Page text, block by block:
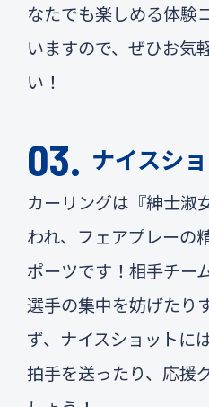
なたでも楽しめる体験
いますので、ぜひお気
い！
ナイスシ
カーリングは『紳士淑
われ、フェアプレーの
ポーツです！相手チー
選手の集中を妨げたり
ず、ナイスショットに
拍手を送ったり、応援